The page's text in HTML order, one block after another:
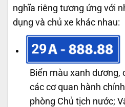
nghĩa riêng tương ứng với
dụng và chủ xe khác nhau:
29
Biển màu xanh dương,
các cơ quan hành
phòng Chủ tịch nước;